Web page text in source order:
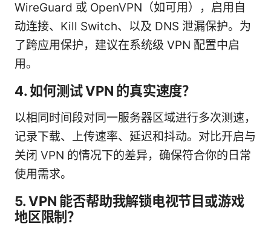
WireGuard 或 OpenVPN（如可用），启用自
动连接、Kill Switch、以及 DNS 泄漏保护。为
了跨应用保护，建议在系统级 VPN 配置中启
用。
4. 如何测试 VPN 的真实速度？
以相同时间段对同一服务器区域进行多次测速，
记录下载、上传速率、延迟和抖动。对比开启与
关闭 VPN 的情况下的差异，确保符合你的日常
使用需求。
5. VPN 能否帮助我解锁电视节目或游戏
地区限制？